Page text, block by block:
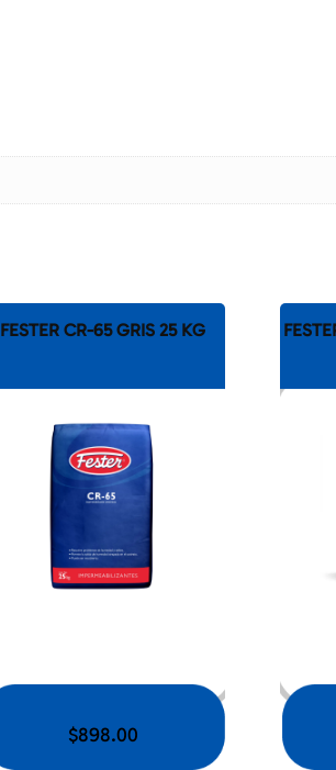
FESTER CR-65 GRIS 25 KG
$898.00